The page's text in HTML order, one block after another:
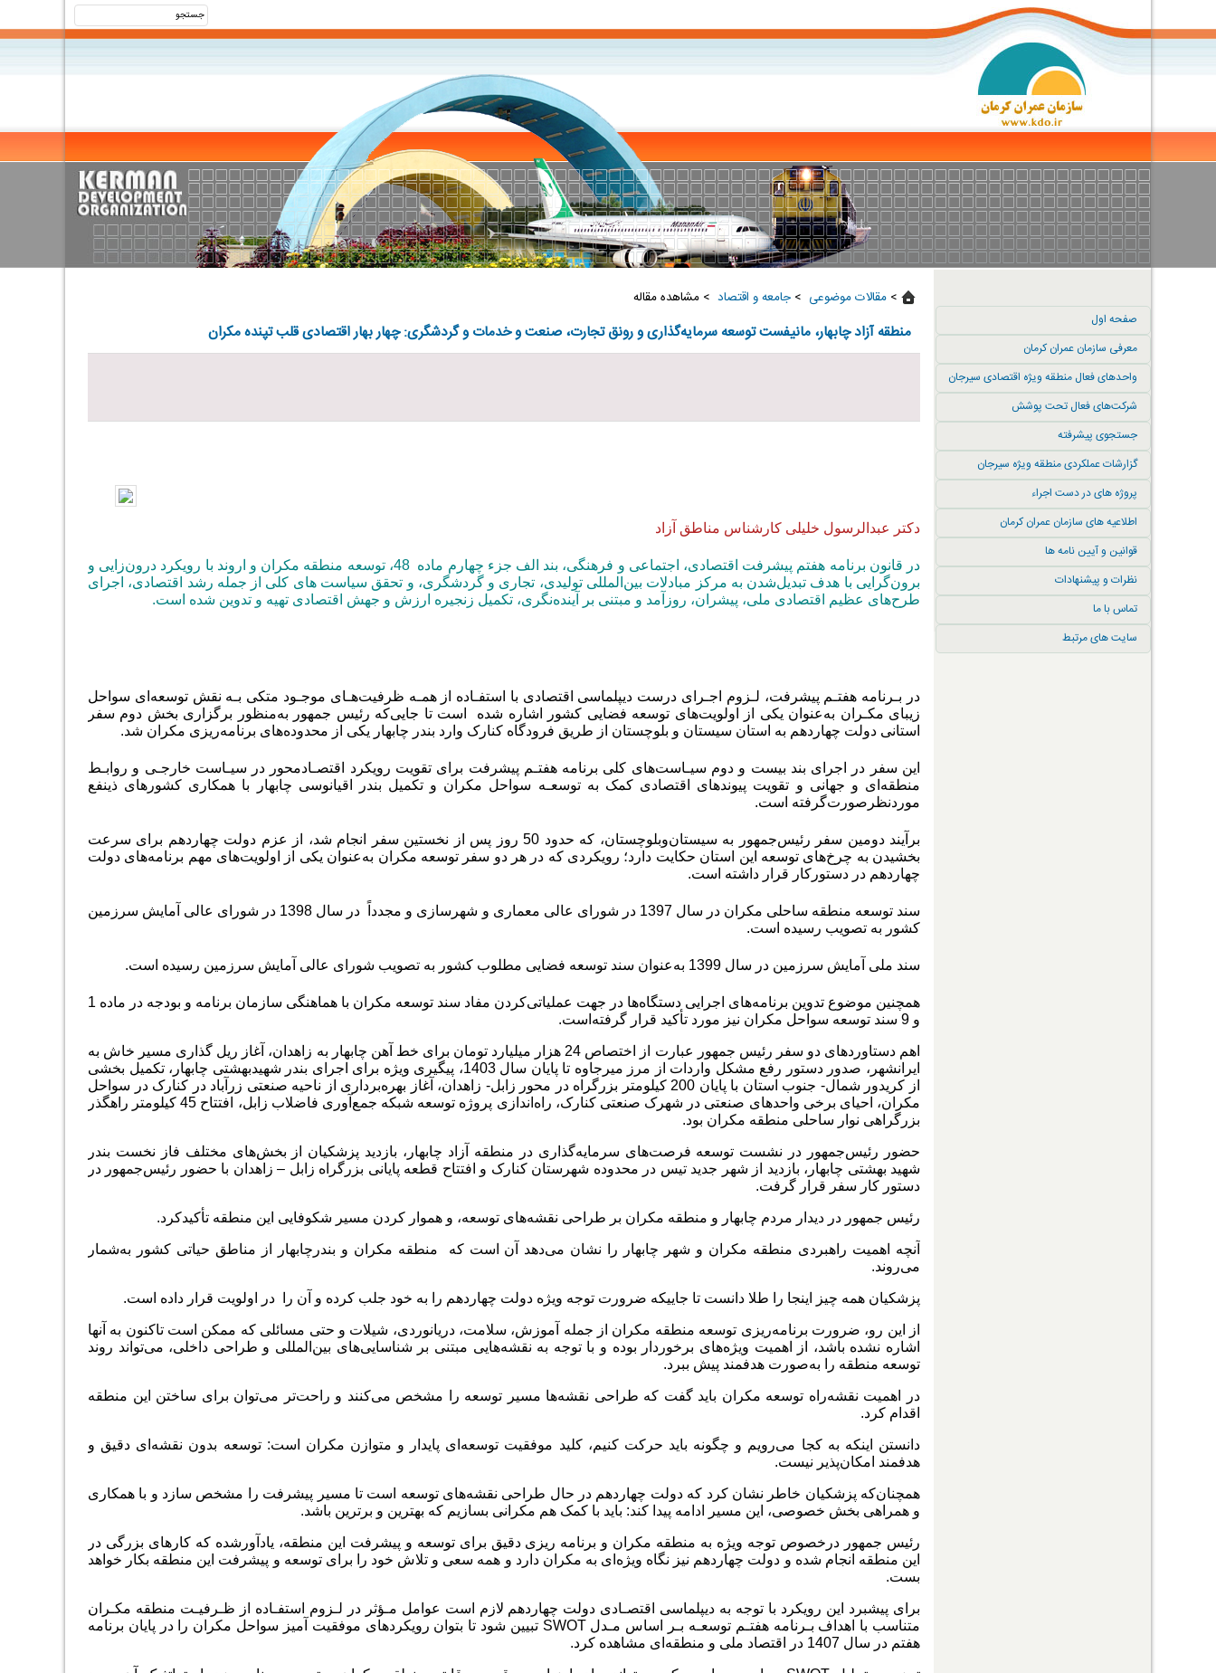
صفحه اول
معرفی سازمان عمران کرمان
واحدهای فعال منطقه ویژه اقتصادی سیرجان
شرکت‌های فعال تحت پوشش
جستجوی پیشرفته
گزارشات عملکردی منطقه ویژه سیرجان
پروژه های در دست اجراء
اطلاعیه های سازمان عمران کرمان
قوانین و آیین نامه ها
نظرات و پیشنهادات
تماس با ما
سایت های مرتبط
> مقالات موضوعی ‏ > جامعه و اقتصاد ‏ > مشاهده مقاله
منطقه آزاد چابهار، مانیفست توسعه سرمایه‌گذاری و رونق تجارت، صنعت و خدمات و گردشگری: چهار بهار اقتصادی قلب تپنده مکران
دکتر عبدالرسول خلیلی کارشناس مناطق آزاد
در قانون برنامه هفتم پیشرفت اقتصادی، اجتماعی و فرهنگی، بند الف جزء چهارم ماده 48، توسعه منطقه مکران و اروند با رویکرد درون‌زایی و
برون‌گرایی با هدف تبدیل‌شدن به مرکز مبادلات بین‌المللی تولیدی، تجاری و گردشگری، و تحقق سیاست های کلی از جمله رشد اقتصادی، اجرای
طرح‌های عظیم اقتصادی ملی، پیشران، روزآمد و مبتنی بر آینده‌نگری، تکمیل زنجیره ارزش و جهش اقتصادی تهیه و تدوین شده است.
در بـرنامه هفتـم پیشرفت، لـزوم اجـرای درست دیپلماسی اقتصادی با استفـاده از همـه ظرفیت‌هـای موجـود متکی بـه نقش توسعه‌ای سواحل
زیبای مکـران به‌عنوان یکی از اولویتهای توسعه فضایی کشور اشاره شده است تا جایی‌که رئیس جمهور به‌منظور برگزاری بخش دوم سفر
استانی دولت چهاردهم به استان سیستان و بلوچستان از طریق فرودگاه کنارک وارد بندر چابهار یکی از محدوده‌های برنامه‌ریزی مکران شد.
این سفر در اجرای بند بیست و دوم سیـاست‌های کلی برنامه هفتـم پیشرفت برای تقویت رویکرد اقتصـادمحور در سیـاست خارجـی و روابـط
منطقه‌ای و جهانی و تقویت پیوندهای اقتصادی کمک به توسعـه سواحل مکران و تکمیل بندر اقیانوسی چابهار با همکاری کشورهای ذینفع
مورد‌نظرصورت‌گرفته است.
برآیند دومین سفر رئیس‌جمهور به سیستان‌وبلوچستان، که حدود 50 روز پس از نخستین سفر انجام شد، از عزم دولت چهاردهم برای سرعت
بخشیدن به چرخ‌های توسعه این استان حکایت دارد؛ رویکردی که در هر دو سفر توسعه مکران به‌عنوان یکی از اولویت‌های مهم برنامه‌های دولت
چهاردهم در دستورکار قرار داشته است.
سند توسعه منطقه ساحلی مکران در سال 1397 در شورای عالی معماری و شهرسازی و مجدداً در سال 1398 در شورای عالی آمایش سرزمین
کشور به تصویب رسیده است.
سند ملی آمایش سرزمین در سال 1399 به‌عنوان سند توسعه فضایی مطلوب کشور به تصویب شورای عالی آمایش سرزمین رسیده است.
همچنین موضوع تدوین برنامه‌های اجرایی دستگاه‌ها در جهت عملیاتی‌کردن مفاد سند توسعه مکران با هماهنگی سازمان برنامه و بودجه در ماده 1
و 9 سند توسعه سواحل مکران نیز مورد تأکید قرار گرفته‌است.
اهم دستاوردهای دو سفر رئیس جمهور عبارت از اختصاص 24 هزار میلیارد تومان برای خط ‌آهن چابهار به زاهدان، آغاز ریل گذاری مسیر خاش به
ایرانشهر، صدور دستور رفع مشکل واردات از مرز میرجاوه تا پایان سال 1403، پیگیری ویژه برای اجرای بندر شهیدبهشتی چابهار، تکمیل بخشی
از کریدور شمال- جنوب استان با پایان 200 کیلومتر بزرگراه در محور زابل- زاهدان، آغاز بهره‌برداری از ناحیه صنعتی زرآباد در کنارک در سواحل
مکران، احیای برخی واحدهای صنعتی در شهرک صنعتی کنارک، راه‌اندازی پروژه توسعه شبکه جمع‌آوری فاضلاب زابل، افتتاح 45 کیلومتر راهگذر
بزرگراهی نوار ساحلی منطقه مکران بود.
حضور رئیس‌جمهور در نشست توسعه فرصت‌های سرمایه‌گذاری در منطقه آزاد چابهار، بازدید پزشکیان از بخش‌های مختلف فاز نخست بندر
شهید بهشتی چابهار، بازدید از شهر جدید تیس در محدوده شهرستان کنارک و افتتاح قطعه پایانی بزرگراه زابل – زاهدان با حضور رئیس‌جمهور در
دستور کار سفر قرار گرفت.
رئیس جمهور در دیدار مردم چابهار و منطقه مکران بر طراحی نقشه‌های توسعه، و هموار کردن مسیر شکوفایی این منطقه تأکیدکرد.
آنچه اهمیت راهبردی منطقه مکران و شهر چابهار را نشان می‌دهد آن است که منطقه مکران و بندرچابهار از مناطق حیاتی کشور به‌شمار
می‌روند.
پزشکیان همه چیز اینجا را طلا دانست تا جاییکه ضرورت توجه ویژه دولت چهاردهم را به خود جلب کرده و آن را در اولویت قرار داده است.
از این‌ رو، ضرورت برنامه‌ریزی توسعه منطقه مکران از جمله آموزش، سلامت، دریانوردی، شیلات و حتی مسائلی که ممکن است تاکنون به آنها
اشاره نشده باشد، از اهمیت ویژه‌های برخوردار بوده و با توجه به نقشه‌هایی مبتنی بر شناسایی‌های بین‌المللی و طراحی داخلی، می‌تواند روند
توسعه منطقه را به‌صورت هدفمند پیش ببرد.
در اهمیت نقشه‌راه توسعه مکران باید گفت که طراحی نقشه‌ها مسیر توسعه را مشخص می‌کنند و راحت‌تر می‌توان برای ساختن این منطقه
اقدام کرد.
دانستن اینکه به کجا می‌رویم و چگونه باید حرکت کنیم، کلید موفقیت توسعه‌ای پایدار و متوازن مکران است: توسعه بدون نقشه‌ای دقیق و
هدفمند امکان‌پذیر نیست.
همچنان‌که پزشکیان خاطر نشان کرد که دولت چهاردهم در حال طراحی نقشه‌های توسعه است تا مسیر پیشرفت را مشخص سازد و با همکاری
و همراهی بخش خصوصی، این مسیر ادامه پیدا ‌کند: باید با کمک هم مکرانی بسازیم که بهترین و برترین باشد.
رئیس جمهور درخصوص توجه ویژه به منطقه مکران و برنامه ریزی دقیق برای توسعه و پیشرفت این منطقه، یادآورشده که کارهای بزرگی در
این منطقه انجام شده و دولت چهاردهم نیز نگاه ویژه‌ای به مکران دارد و همه سعی و تلاش خود را برای توسعه و پیشرفت این منطقه بکار خواهد
بست.
برای پیشبرد این رویکرد با توجه به دیپلماسی اقتصـادی دولت چهاردهم لازم است عوامل مـؤثر در لـزوم استفـاده از ظـرفیـت منطقه مکـران
متناسب با اهداف بـرنامه هفتـم توسعـه بـر اساس مـدلSWOT تبیین شود تا بتوان رویکردهای موفقیت آمیز سواحل مکران را در پایان برنامه
هفتم در سال 1407 در اقتصاد ملی و منطقه‌ای مشاهده کرد.